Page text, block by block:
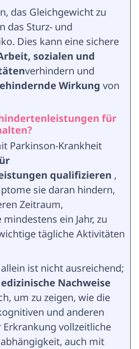
das Gleichgewicht zu
das Sturz- und
Dies kann eine sichere
sozialen und
verhindern und
Wirkung von
für
Parkinson-Krankheit
qualifizieren ,
sie daran hindern,
Zeitraum,
ein Jahr, zu
tägliche Aktivitäten
ist nicht ausreichend;
Nachweise
um zu zeigen, wie die
und anderen
vollzeitliche
auch mit